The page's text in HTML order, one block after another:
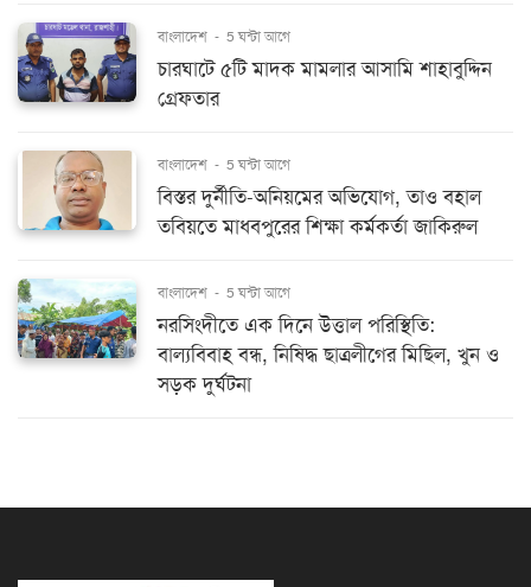
বাংলাদেশ - 5 ঘন্টা আগে
চারঘাটে ৫টি মাদক মামলার আসামি শাহাবুদ্দিন
গ্রেফতার
বাংলাদেশ - 5 ঘন্টা আগে
বিস্তর দুর্নীতি-অনিয়মের অভিযোগ, তাও বহাল
তবিয়তে মাধবপুরের শিক্ষা কর্মকর্তা জাকিরুল
বাংলাদেশ - 5 ঘন্টা আগে
নরসিংদীতে এক দিনে উত্তাল পরিস্থিতি:
বাল্যবিবাহ বন্ধ, নিষিদ্ধ ছাত্রলীগের মিছিল, খুন ও
সড়ক দুর্ঘটনা